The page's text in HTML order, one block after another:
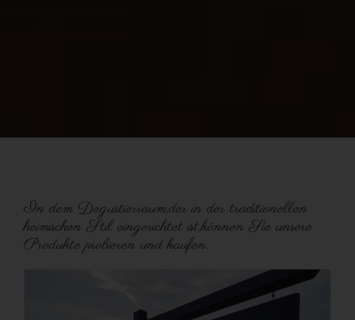
In dem Degustierraum,der in der traditionellen
heimischen Stil eingerichtet ist,können Sie unsere
Produkte probieren und kaufen.